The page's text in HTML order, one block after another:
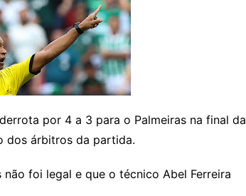
por 4 a 3 para o Palmeiras na final da
dos árbitros da partida.
foi legal e que o técnico Abel Ferreira